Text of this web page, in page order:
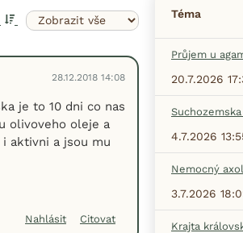
28.12.2018 14:08
je to 10 dni co nas
olivoveho oleje a
aktivni a jsou mu
Nahlásit Citovat
Téma
Průjem u
20.7.2026
4.7.2026
Nemocný
3.7.2026
Krajta